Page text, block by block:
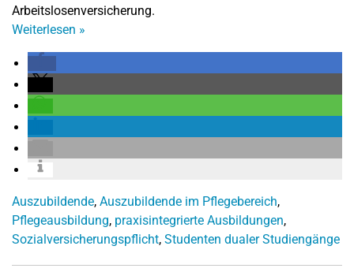
Arbeitslosenversicherung.
Weiterlesen »
Auszubildende, Auszubildende im Pflegebereich,
Pflegeausbildung, praxisintegrierte Ausbildungen,
Sozialversicherungspflicht, Studenten dualer Studiengänge